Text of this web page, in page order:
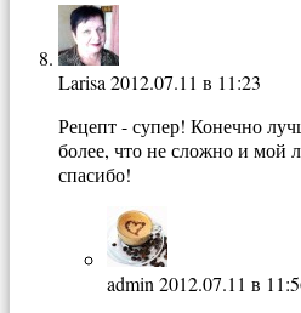
Larisa2012.07.11 в 11:23
Рецепт - супер! Конечно
более, что не сложно и
спасибо!
admin2012.07.11 в